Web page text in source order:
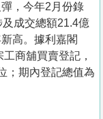
，今年2月份錄
成交總額21.4億
高。據利嘉閣
商舖買賣登記，
；期內登記總值為